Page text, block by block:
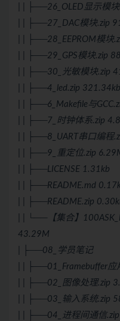
| | ├──26_OLED显示模
| | ├──27_DAC模块.zip
| | ├──28_EEPROM模块
| | ├──29_GPS模块.zip
| | ├──30_光敏模块.zip
| | ├──4_led.zip 321.34kb
| | ├──6_Makefile与
| | ├──7_时钟体系.zip
| | ├──8_UART串口编程
| | ├──9_重定位.zip
| | ├──LICENSE 1.31kb
| | ├──README.md
| | ├──README.zip
| | └──【集合】
43.29M
| ├──08_学员笔记
| | ├──01_Framebuffer
| | ├──02_图像处理.zip
| | ├──03_输入系统.zip
| | ├──04_进程间通信